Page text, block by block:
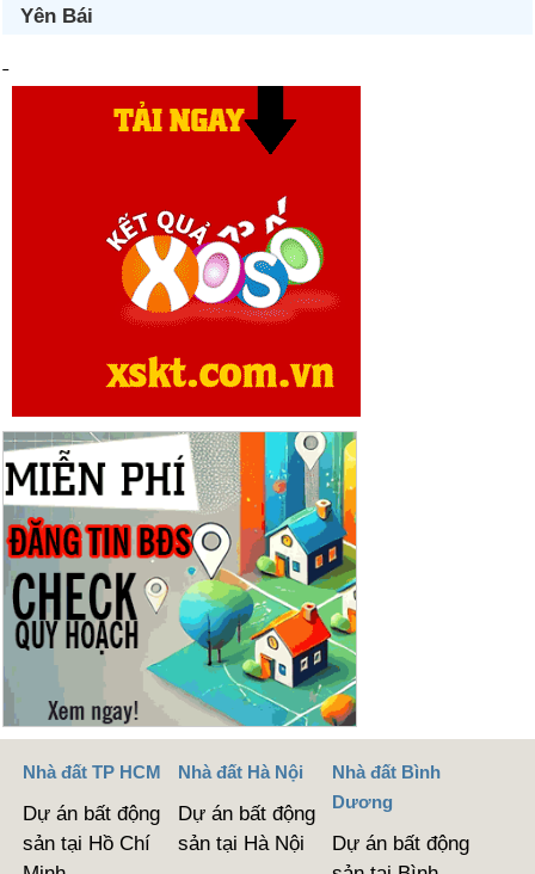
Yên Bái
Nhà đất TP HCM
Dự án bất động
sản tại Hồ Chí
Nhà đất Hà Nội
Dự án bất động
sản tại Hà Nội
Nhà đất Bình
Dương
Dự án bất động